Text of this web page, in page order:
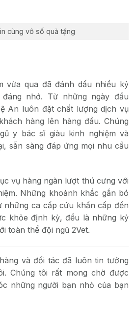
cùng vô số quà tặng
vừa qua đã đánh dấu nhiều kỷ
nhớ. Từ những ngày đầu
An luôn đặt chất lượng dịch vụ
hàng lên hàng đầu. Chúng
y bác sĩ giàu kinh nghiệm và
sẵn sàng đáp ứng mọi nhu cầu
vụ hàng ngàn lượt thú cưng với
Những khoảnh khắc gắn bó
những ca cấp cứu khẩn cấp đến
khỏe định kỳ, đều là những kỷ
toàn thể đội ngũ 2Vet.
và đối tác đã luôn tin tưởng
Chúng tôi rất mong chờ được
những người bạn nhỏ của bạn